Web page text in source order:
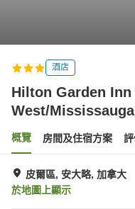
酒店
Hilton Garden
West/Mississauga
概覽 房間及住宿方案
皮爾區, 安大略, 加拿大
於地圖上顯示